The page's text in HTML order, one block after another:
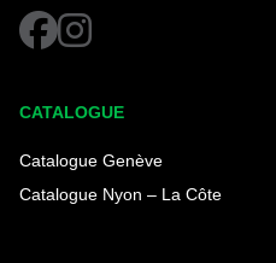
facebookinstagram
CATALOGUE
Catalogue Genève
Catalogue Nyon – La Côte